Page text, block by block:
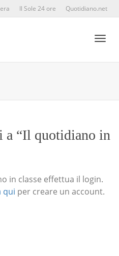
Il Sole 24 ore Quotidiano.net
a “Il quotidiano in
in classe effettua il login.
qui per creare un account.